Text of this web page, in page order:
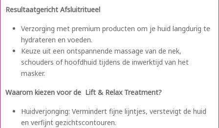
Resultaatgericht Afsluitritueel
Verzorging met premium producten om je huid langdurig te
hydrateren en voeden.
Keuze uit een ontspannende massage van de nek,
schouders of hoofdhuid tijdens de inwerktijd van het
masker.
Waarom kiezen voor de Lift & Relax Treatment?
Huidverjonging: Vermindert fijne lijntjes, verstevigt de huid
en verfijnt gezichtscontouren.